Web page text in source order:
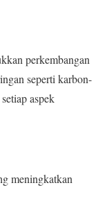
perkembangan
seperti karbon-
aspek
meningkatkan